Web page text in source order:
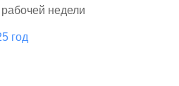
недели
год